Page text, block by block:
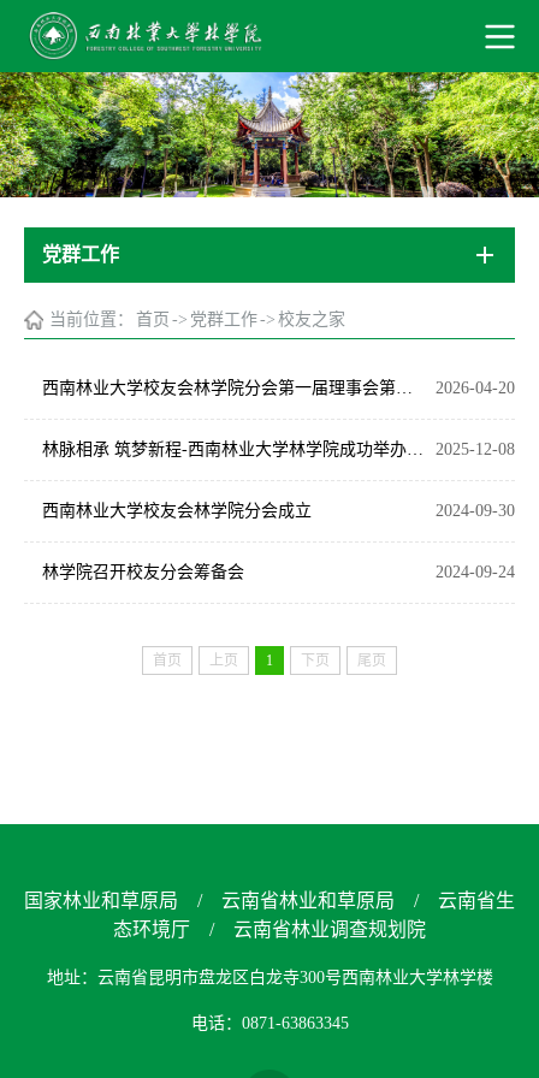
党群工作
当前位置： 首页 -> 党群工作-> 校友之家
2026-04-20
西南林业大学校友会林学院分会第一届理事会第二次会员大会圆满召开
2025-12-08
林脉相承 筑梦新程-西南林业大学林学院成功举办1981级校友座谈交流会
2024-09-30
西南林业大学校友会林学院分会成立
2024-09-24
林学院召开校友分会筹备会
首页 上页 1 下页 尾页
国家林业和草原局 / 云南省林业和草原局 /
云南省生
态环境厅
/ 云南省林业调查规划院
地址：云南省昆明市盘龙区白龙寺300号西南林业大学林学楼
电话：0871-63863345